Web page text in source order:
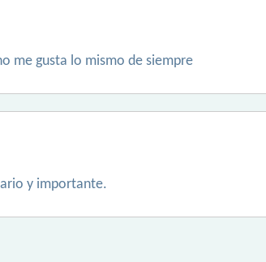
me gusta lo mismo de siempre
y importante.